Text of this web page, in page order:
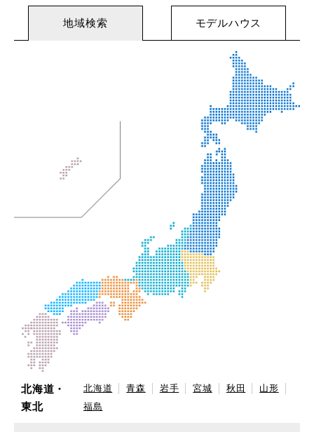
地域検索 モデルハウス
北海道・
東北
北海道 青森 岩手 宮城 秋田
山形
福島